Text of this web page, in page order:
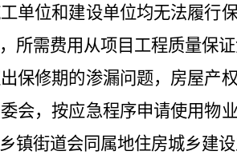
单位和建设单位均无法履行
所需费用从项目工程质量保证
保修期的渗漏问题，房屋产
会，按应急程序申请使用物
镇街道会同属地住房城乡建设